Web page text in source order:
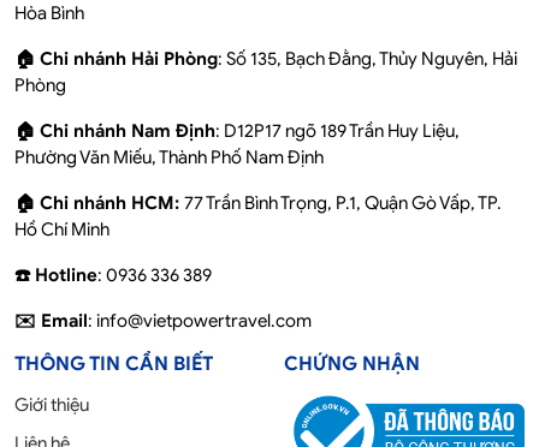
Hòa Bình
🏠 Chi nhánh Hải Phòng: Số 135, Bạch Đằng, Thủy Nguyên, Hải
Phòng
🏠 Chi nhánh Nam Định: D12P17 ngõ 189 Trần Huy Liệu,
Phường Văn Miếu, Thành Phố Nam Định
🏠 Chi nhánh HCM: 77 Trần Bình Trọng, P.1, Quận Gò Vấp, TP.
Hồ Chí Minh
☎️ Hotline: 0936 336 389
✉️ Email: info@vietpowertravel.com
THÔNG TIN CẦN BIẾT
Giới thiệu
CHỨNG NHẬN